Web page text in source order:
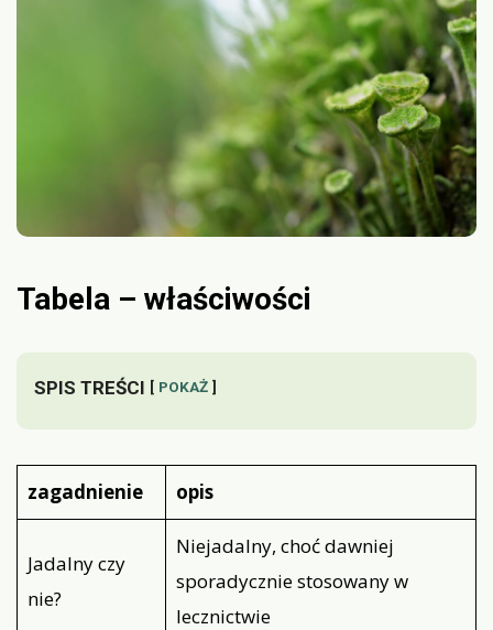
Tabela – właściwości
SPIS TREŚCI POKAŻ
zagadnienie opis
Jadalny czy
nie?
Niejadalny, choć dawniej
sporadycznie stosowany w
lecznictwie